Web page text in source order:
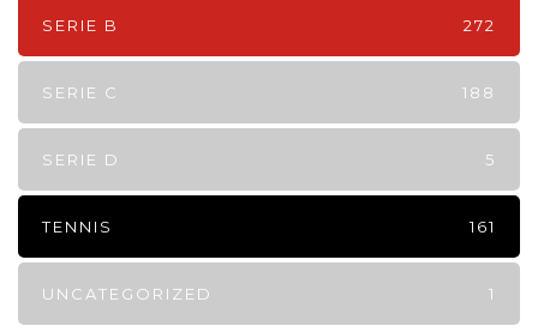
SERIE B 272
SERIE C 188
SERIE D 5
TENNIS 161
UNCATEGORIZED 1